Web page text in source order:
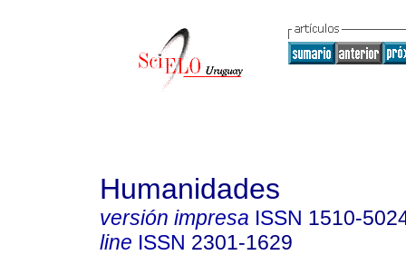
Humanidades
versión impresa ISSN 1510-
line ISSN 2301-1629